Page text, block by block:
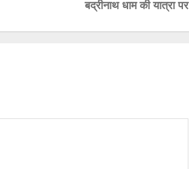
बद्रीनाथ धाम की यात्रा पर